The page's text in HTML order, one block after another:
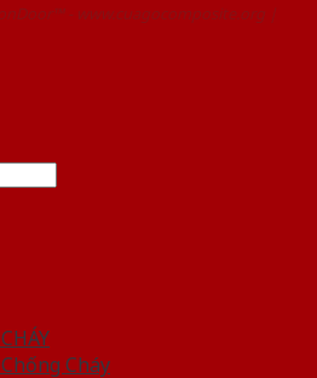
- www.cuagocomposite.org |
Cháy